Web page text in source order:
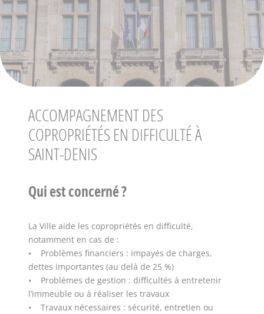
ACCOMPAGNEMENT DES
COPROPRIÉTÉS EN DIFFICULTÉ À
SAINT-DENIS
Qui est concerné ?
La Ville aide les copropriétés en difficulté,
notamment en cas de :
• Problèmes financiers : impayés de charges,
dettes importantes (au delà de 25 %)
• Problèmes de gestion : difficultés à entretenir
l’immeuble ou à réaliser les travaux
• Travaux nécessaires : sécurité, entretien ou